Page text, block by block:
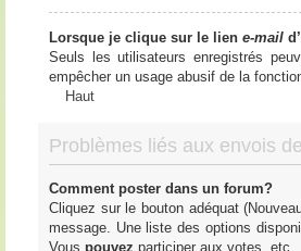
Lorsque je clique sur le lien e-mail
Seuls les utilisateurs enregistrés
empêcher un usage abusif de la
Haut
Problèmes liés aux envois
Comment poster dans un forum?
Cliquez sur le bouton adéquat
message. Une liste des options
Vous pouvez participer aux votes, etc.